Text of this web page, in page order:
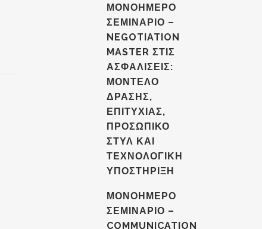
ΜΟΝΟΗΜΕΡΟ
ΣΕΜΙΝΑΡΙΟ –
NEGOTIATION
MASTER ΣΤΙΣ
ΑΣΦΑΛΙΣΕΙΣ:
ΜΟΝΤΕΛΟ
ΔΡΑΣΗΣ,
ΕΠΙΤΥΧΙΑΣ,
ΠΡΟΣΩΠΙΚΟ
ΣΤΥΛ ΚΑΙ
ΤΕΧΝΟΛΟΓΙΚΗ
ΥΠΟΣΤΗΡΙΞΗ
ΜΟΝΟΗΜΕΡΟ
ΣΕΜΙΝΑΡΙΟ –
COMMUNICATION